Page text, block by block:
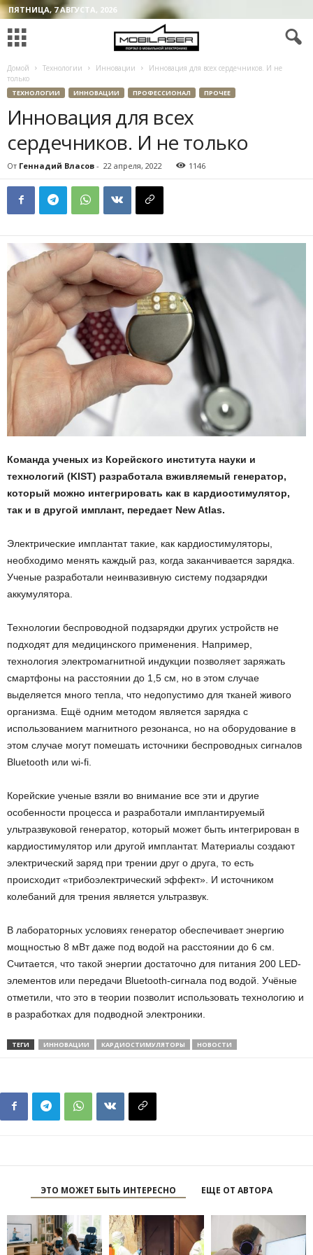
ПЯТНИЦА, 7 АВГУСТА, 2026
Домой Технологии Инновации
Инновация для всех сердечников. И не
только
ТЕХНОЛОГИИ ИННОВАЦИИ ПРОФЕССИОНАЛ ПРОЧЕЕ
Инновация для всех
сердечников. И не только
От Геннадий Власов - 22 апреля, 2022 1146
Команда ученых из Корейского института науки и
технологий (KIST) разработала вживляемый генератор,
который можно интегрировать как в кардиостимулятор,
так и в другой имплант, передает New Atlas.
Электрические имплантат такие, как кардиостимуляторы,
необходимо менять каждый раз, когда заканчивается зарядка.
Ученые разработали неинвазивную систему подзарядки
аккумулятора.
Технологии беспроводной подзарядки других устройств не
подходят для медицинского применения. Например,
технология электромагнитной индукции позволяет заряжать
смартфоны на расстоянии до 1,5 см, но в этом случае
выделяется много тепла, что недопустимо для тканей живого
организма. Ещё одним методом является зарядка с
использованием магнитного резонанса, но на оборудование в
этом случае могут помешать источники беспроводных сигналов
Bluetooth или wi-fi.
Корейские ученые взяли во внимание все эти и другие
особенности процесса и разработали имплантируемый
ультразвуковой генератор, который может быть интегрирован в
кардиостимулятор или другой имплантат. Материалы создают
электрический заряд при трении друг о друга, то есть
происходит «трибоэлектрический эффект». И источником
колебаний для трения является ультразвук.
В лабораторных условиях генератор обеспечивает энергию
мощностью 8 мВт даже под водой на расстоянии до 6 см.
Считается, что такой энергии достаточно для питания 200 LED-
элементов или передачи Bluetooth-сигнала под водой. Учёные
отметили, что это в теории позволит использовать технологию и
в разработках для подводной электроники.
ТЕГИ ИННОВАЦИИ КАРДИОСТИМУЛЯТОРЫ НОВОСТИ
ЭТО МОЖЕТ БЫТЬ ИНТЕРЕСНО ЕЩЕ ОТ АВТОРА